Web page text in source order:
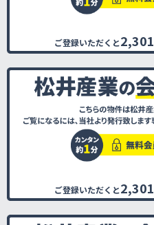
ご登録いただくと2,301
ご登録いただくと2,301